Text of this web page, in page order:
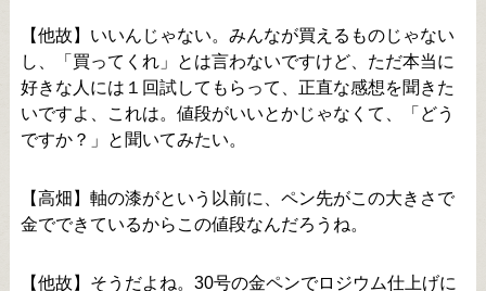
【他故】いいんじゃない。みんなが買えるものじゃない
し、「買ってくれ」とは言わないですけど、ただ本当に
好きな人には１回試してもらって、正直な感想を聞きた
いですよ、これは。値段がいいとかじゃなくて、「どう
ですか？」と聞いてみたい。
【高畑】軸の漆がという以前に、ペン先がこの大きさで
金でできているからこの値段なんだろうね。
【他故】そうだよね。30号の金ペンでロジウム仕上げに